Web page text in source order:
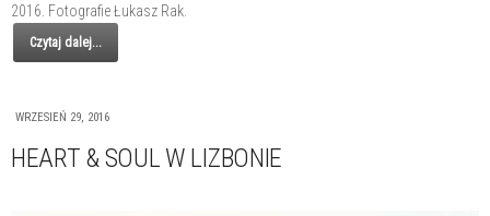
2016. Fotografie Łukasz Rak.
Czytaj dalej...
WRZESIEŃ 29, 2016
HEART & SOUL W LIZBONIE